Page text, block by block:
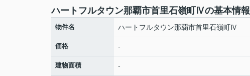
ハートフルタウン那覇市首里石嶺町Ⅳの基本情報
物件名 ハートフルタウン那覇市首里石嶺町Ⅳ
価格 -
建物面積 -